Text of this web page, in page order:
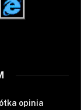
opinia